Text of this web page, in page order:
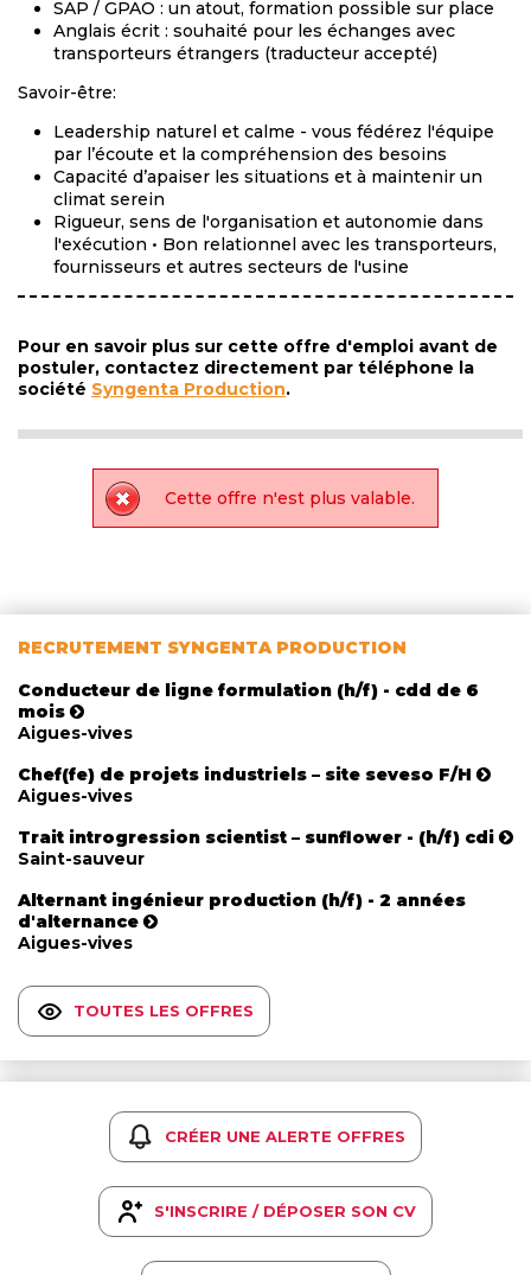
SAP / GPAO : un atout, formation possible sur place
Anglais écrit : souhaité pour les échanges avec
transporteurs étrangers (traducteur accepté)
Savoir-être:
Leadership naturel et calme - vous fédérez l'équipe
par l’écoute et la compréhension des besoins
Capacité d’apaiser les situations et à maintenir un
climat serein
Rigueur, sens de l'organisation et autonomie dans
l'exécution • Bon relationnel avec les transporteurs,
fournisseurs et autres secteurs de l'usine
Pour en savoir plus sur cette offre d'emploi avant de
postuler, contactez directement par téléphone la
société Syngenta Production.
Cette offre n'est plus valable.
RECRUTEMENT SYNGENTA PRODUCTION
Conducteur de ligne formulation (h/f) - cdd de 6
mois
Aigues-vives
Chef(fe) de projets industriels – site seveso F/H
Aigues-vives
Trait introgression scientist – sunflower - (h/f) cdi
Saint-sauveur
Alternant ingénieur production (h/f) - 2 années
d'alternance
Aigues-vives
TOUTES LES OFFRES
CRÉER UNE ALERTE OFFRES
S'INSCRIRE / DÉPOSER SON CV